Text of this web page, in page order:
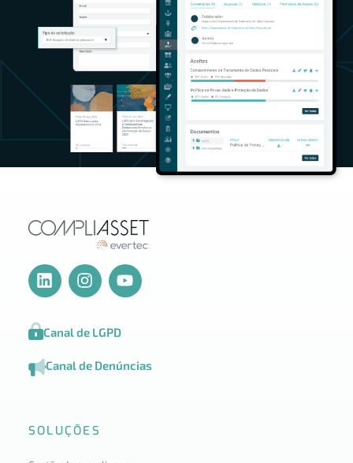
Canal de LGPD
Canal de Denúncias
SOLUÇÕES